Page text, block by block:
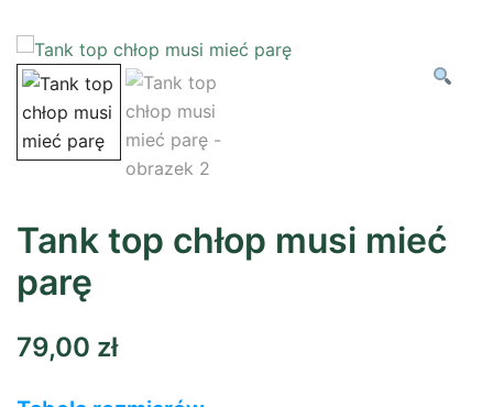
Tank top chłop musi mieć
parę
79,00 zł